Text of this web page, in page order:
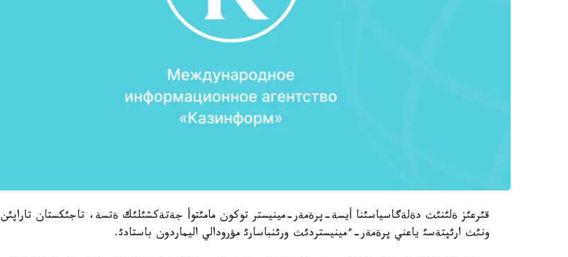
قئرعئز ةلئنئث دةلةگاسياسئنا أيسة-پرةمةر-مينيستر توكون مامئتوأ جةتةكشئلئك ةتسة، تاجئكستان تاراپئن
ونئث ارئپتةسئ ياعني پرةمةر-ءمينيستردئث ورئنباسارئ مؤرودالي اليماردون باستادئ.